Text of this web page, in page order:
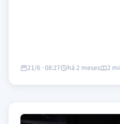
21/6 · 08:27 há 2 meses 2